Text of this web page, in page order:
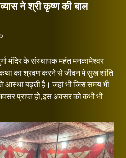
ने श्री कृष्ण की बाल
मंदिर के संस्थापक महंत मनकामेश्वर
कथा का श्रवण करने से जीवन मे सुख शांति
आस्था बढ़ती है। जहां भी जिस समय भी
प्राप्त हो, इस अवसर को कभी भी